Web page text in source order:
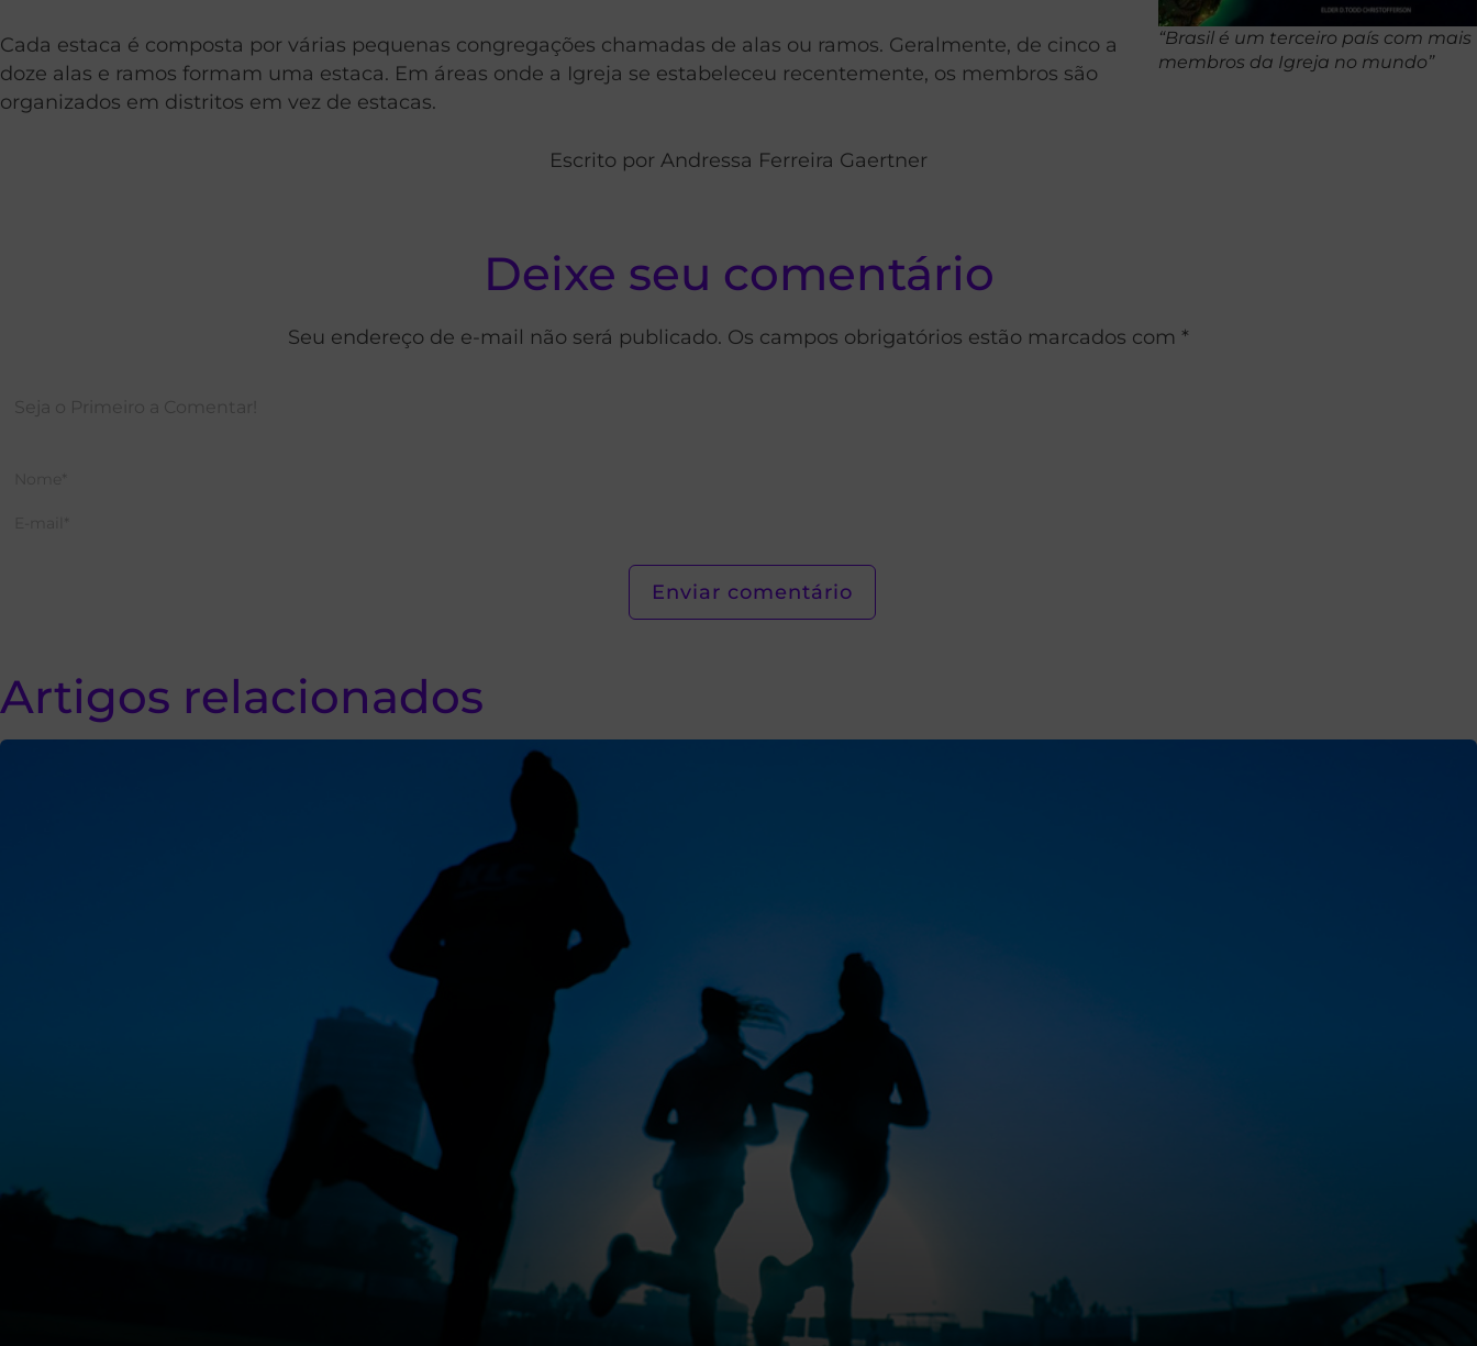
“Brasil é um terceiro país com mais
membros da Igreja no mundo”
Cada estaca é composta por várias pequenas congregações chamadas de alas ou ramos. Geralmente, de cinco a
doze alas e ramos formam uma estaca. Em áreas onde a Igreja se estabeleceu recentemente, os membros são
organizados em distritos em vez de estacas.
Escrito por Andressa Ferreira Gaertner
Deixe seu comentário
Seu endereço de e-mail não será publicado. Os campos obrigatórios estão marcados com *
Artigos relacionados